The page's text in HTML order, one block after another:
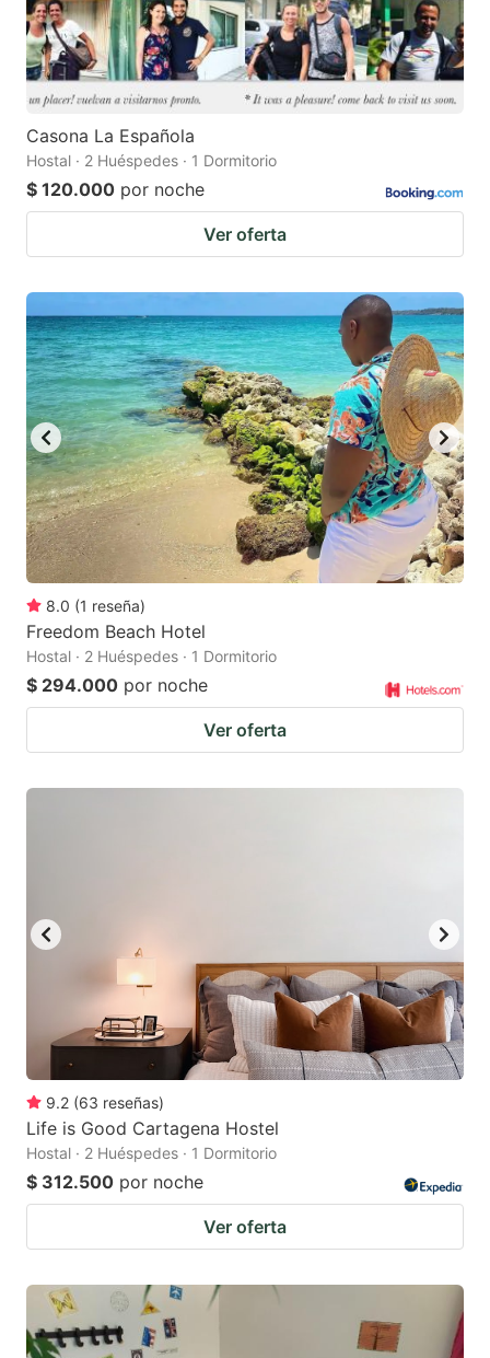
Casona La Española
Hostal · 2 Huéspedes · 1 Dormitorio
$ 120.000 por noche
Ver oferta
8.0 (1 reseña)
Freedom Beach Hotel
Hostal · 2 Huéspedes · 1 Dormitorio
$ 294.000 por noche
Ver oferta
9.2 (63 reseñas)
Life is Good Cartagena Hostel
Hostal · 2 Huéspedes · 1 Dormitorio
$ 312.500 por noche
Ver oferta